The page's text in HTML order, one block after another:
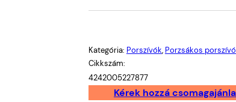
HEPA
H13
szűrő
Cikkszám:
4242005227877
Kategória: Porszívók, Porzsákos
Kérek hozzá